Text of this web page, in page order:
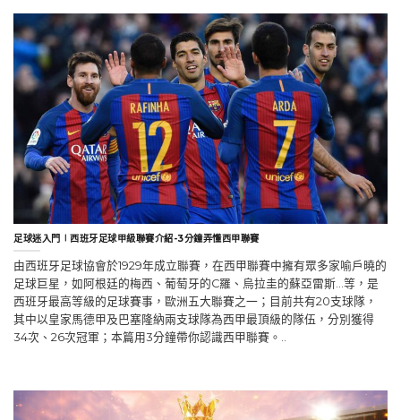
足球迷入門∣西班牙足球甲級聯賽介紹-3分鐘弄懂西甲聯賽
由西班牙足球協會於1929年成立聯賽，在西甲聯賽中擁有眾多家喻戶曉的
足球巨星，如阿根廷的梅西、葡萄牙的C羅、烏拉圭的蘇亞雷斯…等，是
西班牙最高等級的足球賽事，歐洲五大聯賽之一；目前共有20支球隊，
其中以皇家馬德甲及巴塞隆納兩支球隊為西甲最頂級的隊伍，分別獲得
34次、26次冠軍；本篇用3分鐘帶你認識西甲聯賽。..